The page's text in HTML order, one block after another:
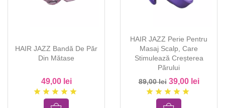
HAIR JAZZ Bandă De Păr
Din Mătase
49,00 lei
star star star star star
HAIR JAZZ Perie Pentru
Masaj Scalp, Care
Stimulează Creșterea
Părului
89,00 lei 39,00 lei
star star star star star